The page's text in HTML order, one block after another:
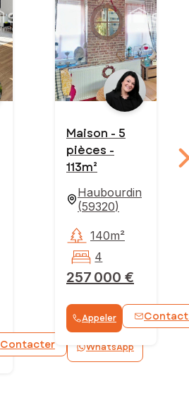
Contacter WhatsApp
Maison - 5
pièces -
113m²
Haubourdin
(59320)
257 000 €
140m²
4
Appeler